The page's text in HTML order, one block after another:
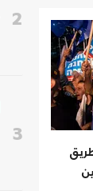
2
3